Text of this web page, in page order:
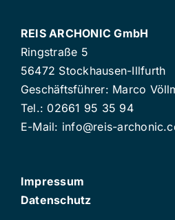
REIS ARCHONIC GmbH
Ringstraße 5
56472 Stockhausen-Illfurth
Geschäftsführer: Marco
Tel.: 02661 95 35 94
E-Mail: info@reis-
Impressum
Datenschutz